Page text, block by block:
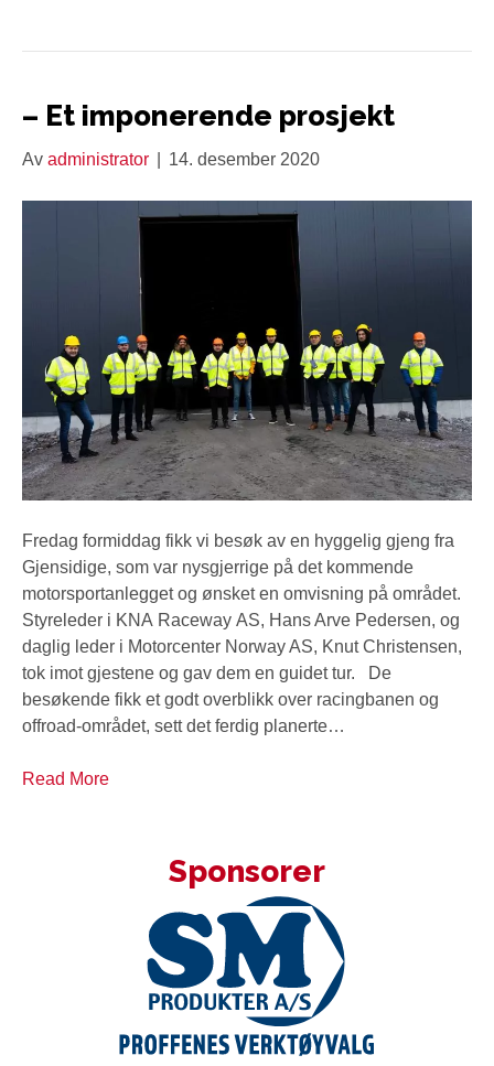
– Et imponerende prosjekt
Av administrator 14. desember 2020
Fredag formiddag fikk vi besøk av en hyggelig gjeng fra
Gjensidige, som var nysgjerrige på det kommende
motorsportanlegget og ønsket en omvisning på området.
Styreleder i KNA Raceway AS, Hans Arve Pedersen, og
daglig leder i Motorcenter Norway AS, Knut Christensen,
tok imot gjestene og gav dem en guidet tur. De
besøkende fikk et godt overblikk over racingbanen og
offroad-området, sett det ferdig planerte…
Read More
Sponsorer